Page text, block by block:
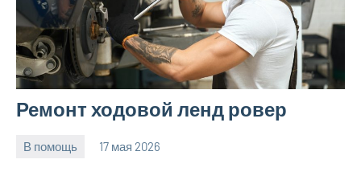
Ремонт ходовой ленд ровер
В помощь 17 мая 2026